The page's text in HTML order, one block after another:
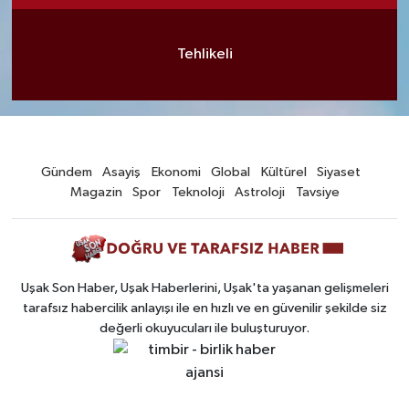
Tehlikeli
Gündem Asayiş Ekonomi Global Kültürel
Siyaset
Magazin
Spor Teknoloji Astroloji Tavsiye
Uşak Son Haber, Uşak Haberlerini, Uşak'ta yaşanan gelişmeleri
tarafsız habercilik anlayışı ile en hızlı ve en güvenilir şekilde siz
değerli okuyucuları ile buluşturuyor.